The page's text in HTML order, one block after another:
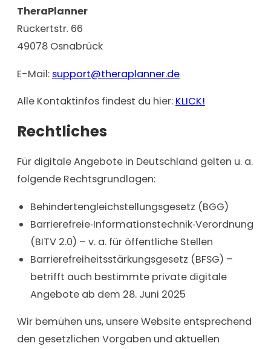
TheraPlanner
Rückertstr. 66
49078 Osnabrück
E-Mail: support@theraplanner.de
Alle Kontaktinfos findest du hier: KLICK!
Rechtliches
Für digitale Angebote in Deutschland gelten u. a.
folgende Rechtsgrundlagen:
Behindertengleichstellungsgesetz (BGG)
Barrierefreie‑Informationstechnik‑Verordnung
(BITV 2.0) – v. a. für öffentliche Stellen
Barrierefreiheitsstärkungsgesetz (BFSG) –
betrifft auch bestimmte private digitale
Angebote ab dem 28. Juni 2025
Wir bemühen uns, unsere Website entsprechend
den gesetzlichen Vorgaben und aktuellen